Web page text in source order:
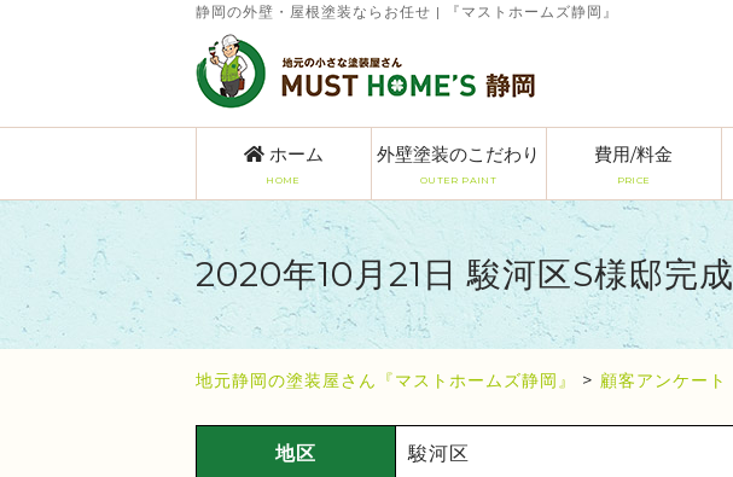
静岡の外壁・屋根塗装ならお任せ | 『マストホームズ静岡』
ホーム
HOME
外壁塗装のこだわり
OUTER PAINT
費用/料金
PRICE
2020年10月21日 駿河区S様邸完成
地元静岡の塗装屋さん『マストホームズ静岡』 > 顧客アンケート
地区 駿河区